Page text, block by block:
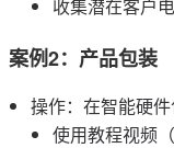
收集潜在客户
案例2：产品包装
操作：在智能硬
使用教程视频